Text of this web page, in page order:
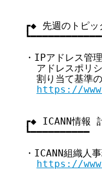
┏◆ 先週のトピ
・IPアドレス管
アドレスポリ
割り当て基準
https://
┏◆ ICANN情報
┗━━━━━━━━━━
・ICANN組織
https://